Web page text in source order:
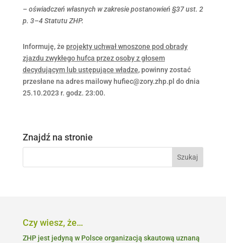
– oświadczeń własnych w zakresie postanowień §37 ust. 2
p. 3–4 Statutu ZHP.
Informuję, że projekty uchwał wnoszone pod obrady
zjazdu zwykłego hufca przez osoby z głosem
decydującym lub ustępujące władze, powinny zostać
przesłane na adres mailowy hufiec@zory.zhp.pl do dnia
25.10.2023 r. godz. 23:00.
Znajdź na stronie
Czy wiesz, że…
ZHP jest jedyną w Polsce organizacją skautową uznaną